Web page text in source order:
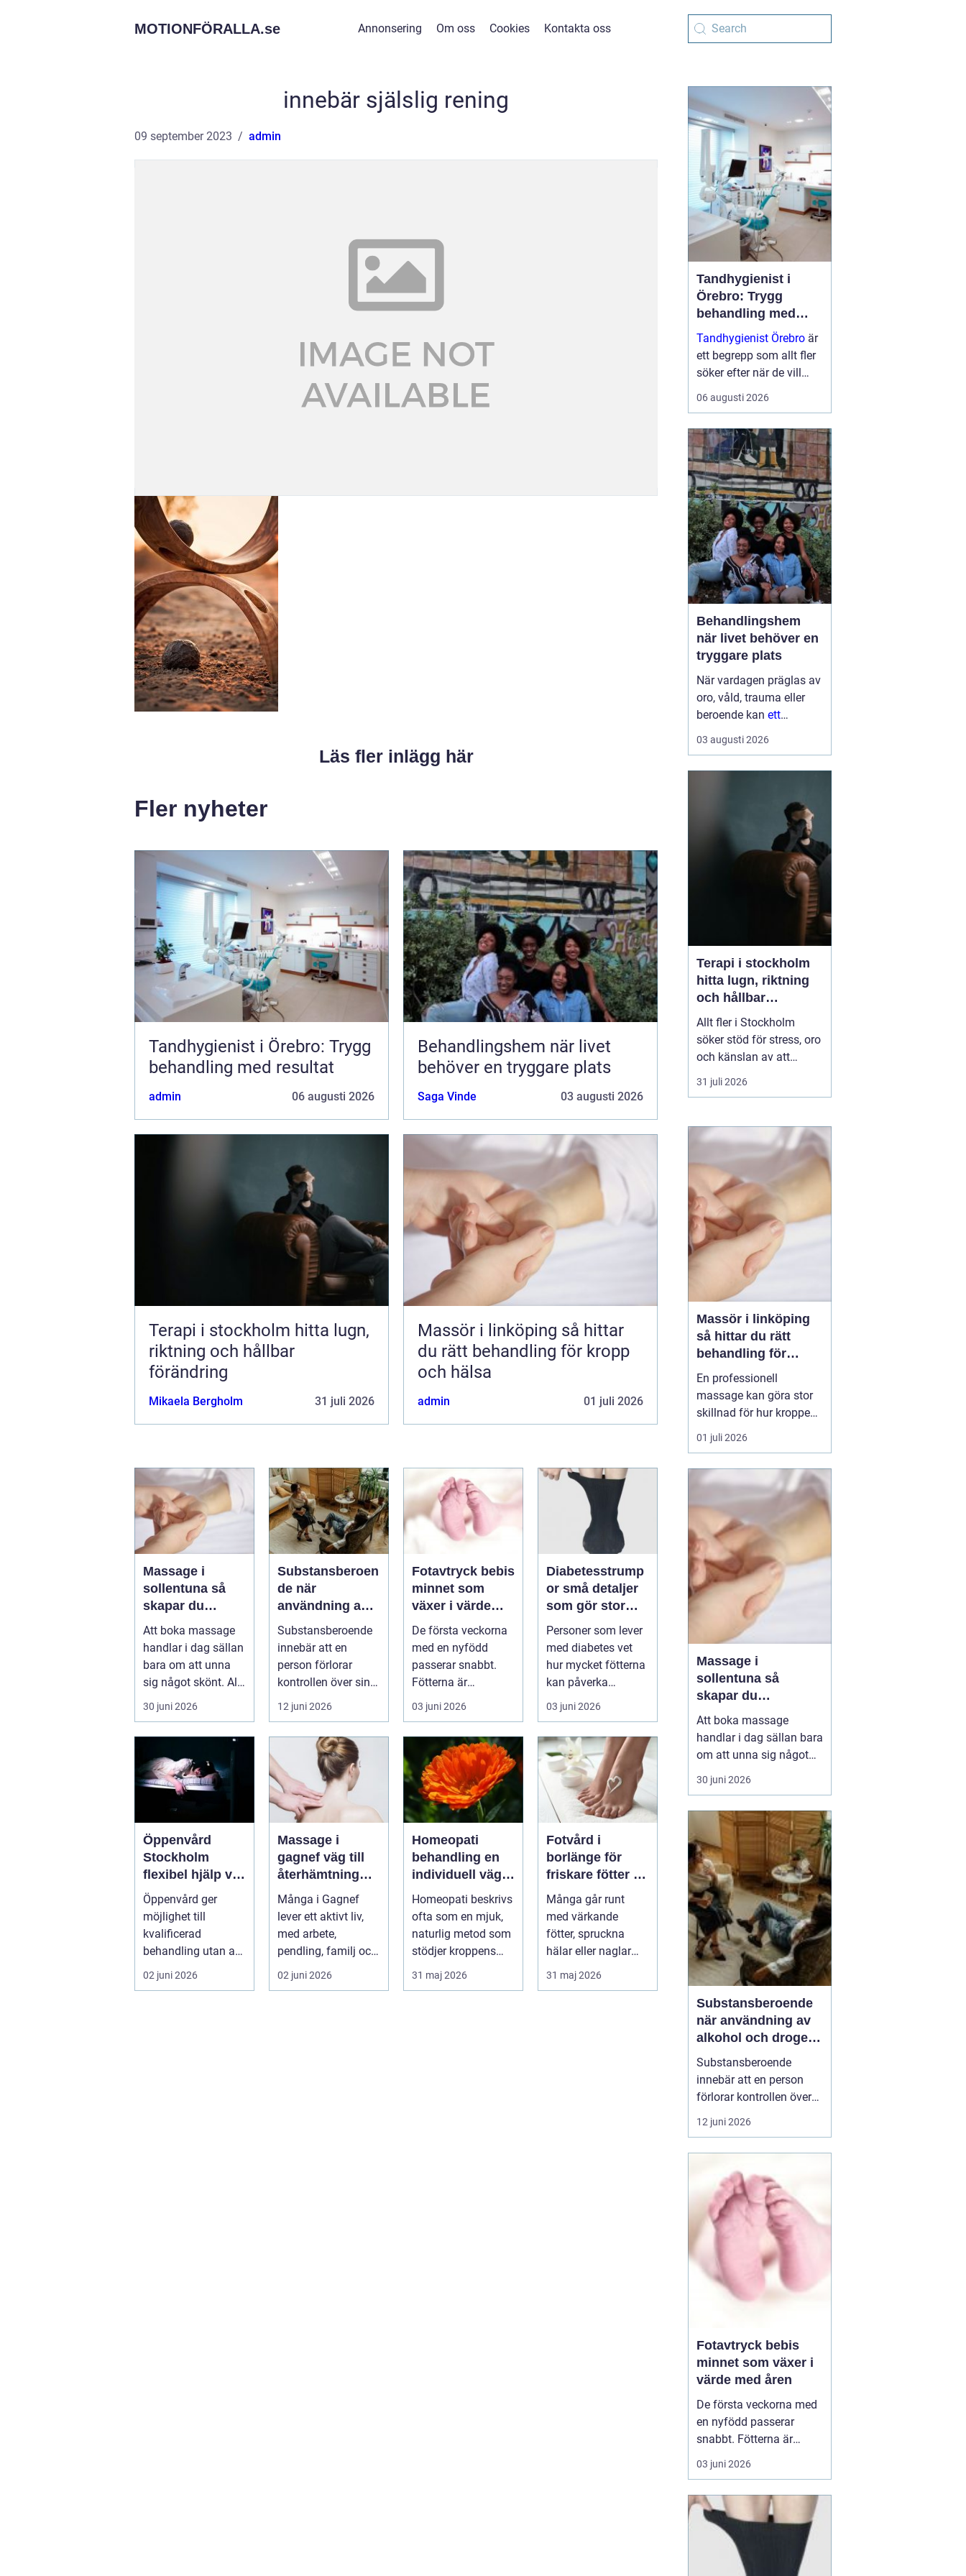
MOTIONFÖRALLA.se Annonsering Om oss Cookies Kontakta oss
innebär själslig rening
09 september 2023 admin
Läs fler inlägg här
Fler nyheter
Tandhygienist i Örebro: Trygg
behandling med resultat
admin 06 augusti 2026
Behandlingshem när livet
behöver en tryggare plats
Saga Vinde 03 augusti 2026
Terapi i stockholm hitta lugn,
riktning och hållbar
förändring
Mikaela Bergholm 31 juli 2026
Massör i linköping så hittar
du rätt behandling för kropp
och hälsa
admin 01 juli 2026
Massage i
sollentuna så
skapar du
återhämtning i
vardagen
Att boka massage
handlar i dag sällan
bara om att unna
sig något skönt. Allt
fler i Sollentuna
söker...
30 juni 2026
Substansberoen
de när
användning av
alkohol och
droger tar över
vardagen
Substansberoende
innebär att en
person förlorar
kontrollen över sin
konsumtion av
alkohol, läkemedel...
12 juni 2026
Fotavtryck bebis
minnet som
växer i värde
med åren
De första veckorna
med en nyfödd
passerar snabbt.
Fötterna är
pyttesmå, huden är
mjuk och varje lite...
03 juni 2026
Diabetesstrump
or små detaljer
som gör stor
skillnad för
känsliga fötter
Personer som lever
med diabetes vet
hur mycket fötterna
kan påverka
vardagen. Nedsatt
känsel, sämre ...
03 juni 2026
Öppenvård
Stockholm
flexibel hjälp vid
beroende och
annan
problematik
Öppenvård ger
möjlighet till
kvalificerad
behandling utan att
personen behöver
lämna sitt hem, sitt
02 juni 2026
Massage i
gagnef väg till
återhämtning
och bättre hälsa
Många i Gagnef
lever ett aktivt liv,
med arbete,
pendling, familj och
fritidsintressen som
ska få pl...
02 juni 2026
Homeopati
behandling en
individuell väg
mot bättre
balans
Homeopati beskrivs
ofta som en mjuk,
naturlig metod som
stödjer kroppens
läkningsförmåga. I
31 maj 2026
Fotvård i
borlänge för
friskare fötter i
vardagen
Många går runt
med värkande
fötter, spruckna
hälar eller naglar
som skaver utan att
göra något åt de...
31 maj 2026
Tandhygienist i
Örebro: Trygg
behandling med
resultat
Tandhygienist Örebro är
ett begrepp som allt fler
söker efter när de vill
fräscha upp sitt
utseende utan kirurgi.
ge mer ...
06 augusti 2026
Behandlingshem
när livet behöver en
tryggare plats
När vardagen präglas av
oro, våld, trauma eller
beroende kan ett
Behandlingshem bli
trygga punkt som
bara om att få tak över
huvudet, utan om att få
skydd, professi...
03 augusti 2026
Terapi i stockholm
hitta lugn, riktning
och hållbar
förändring
Allt fler i Stockholm
söker stöd för stress, oro
och känslan av att
vardagen skenar. Många
har testat att vila mer,
men märker att det inte
räcker. Terapi blir då en
plats där någon lyssnar
på djupet, ställer rätt
frågor och h...
31 juli 2026
Massör i linköping
så hittar du rätt
behandling för
kropp och hälsa
En professionell
massage kan göra stor
skillnad för hur kroppen
känns i vardagen.
Många i Linköping söker
värken blir för stor eller
när stressnivån är
ohållbar. Men massage
kan vara lika mycket
förebyggande som
behandlande. Med rät...
01 juli 2026
Massage i
sollentuna så
skapar du
återhämtning i
vardagen
Att boka massage
handlar i dag sällan bara
om att unna sig något
skönt. Allt fler i
Sollentuna söker
värk, sömnproblem och
långvarig trötthet. Rätt
typ av massage kan
hjälpa både kroppen och
hjärnan att varva ner,
lindra smärta...
30 juni 2026
Substansberoende
när användning av
alkohol och droger
tar över vardagen
Substansberoende
innebär att en person
förlorar kontrollen över
sin konsumtion av
alkohol, läkemedel eller
användning och
återhämtning. Relationer,
arbete, hälsa och
självkänsla påverkas
steg för steg, ofta...
12 juni 2026
Fotavtryck bebis
minnet som växer i
värde med åren
De första veckorna med
en nyfödd passerar
snabbt. Fötterna är
pyttesmå, huden är mjuk
och varje liten rynka
föräldrar vill fånga den
här tiden på ett sätt som
håller längre än
mobilbilder. Ett
fotavt...
03 juni 2026